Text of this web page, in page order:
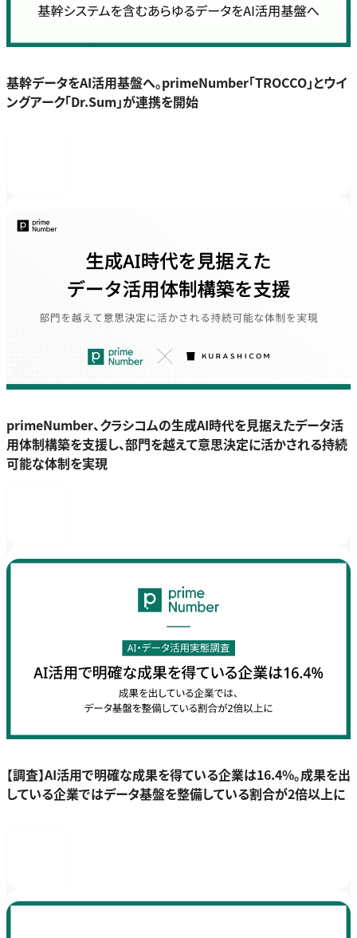
基幹データをAI活用基盤へ。primeNumber「TROCCO」とウイ
ングアーク「Dr.Sum」が連携を開始
primeNumber、クラシコムの生成AI時代を見据えたデータ活
用体制構築を支援し、部門を越えて意思決定に活かされる持続
可能な体制を実現
【調査】AI活用で明確な成果を得ている企業は16.4%。成果を出
している企業ではデータ基盤を整備している割合が2倍以上に